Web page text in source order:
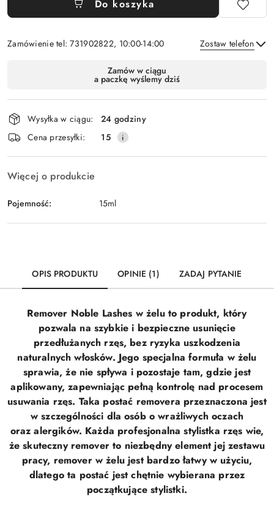
Do koszyka
Zamówienie tel: 731902822, 10:00-14:00 Zostaw telefon
Wyślij
dostawa
Zamów w ciągu
a paczkę wyślemy dziś
Wysyłka w ciągu:
24 godziny
Cena przesyłki:
15
Więcej o produkcie
Pojemność: 15ml
OPIS PRODUKTU OPINIE (1) ZADAJ PYTANIE
Remover Noble Lashes w żelu to produkt, który
pozwala na szybkie i bezpieczne usunięcie
przedłużanych rzęs, bez ryzyka uszkodzenia
naturalnych włosków. Jego specjalna formuła w żelu
sprawia, że nie spływa i pozostaje tam, gdzie jest
aplikowany, zapewniając pełną kontrolę nad procesem
usuwania rzęs. Taka postać removera przeznaczona jest
w szczególności dla osób o wrażliwych oczach
oraz alergików. Każda profesjonalna stylistka rzęs wie,
że skuteczny remover to niezbędny element jej zestawu
pracy, remover w żelu jest bardzo łatwy w użyciu,
dlatego ta postać jest chętnie wybierana przez
początkujące stylistki.